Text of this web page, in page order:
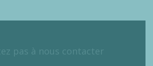
pas à nous contacter